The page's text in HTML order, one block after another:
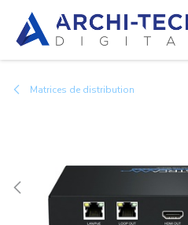
Matrices de distribution